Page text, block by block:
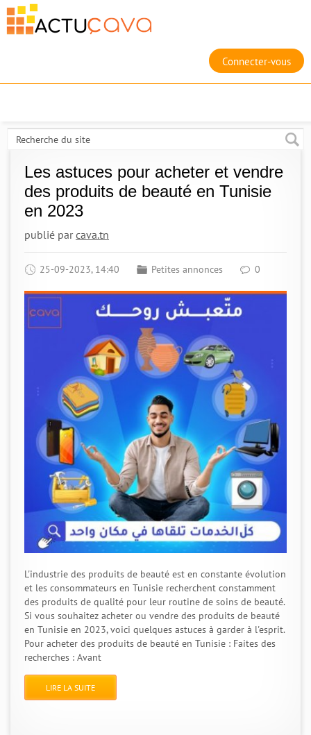
Connecter-vous
Les astuces pour acheter et vendre
des produits de beauté en Tunisie
en 2023
publié parcava.tn
25-09-2023, 14:40 Petites annonces 0
L'industrie des produits de beauté est en constante évolution
et les consommateurs en Tunisie recherchent constamment
des produits de qualité pour leur routine de soins de beauté.
Si vous souhaitez acheter ou vendre des produits de beauté
en Tunisie en 2023, voici quelques astuces à garder à l'esprit.
Pour acheter des produits de beauté en Tunisie : Faites des
recherches : Avant
LIRE LA SUITE